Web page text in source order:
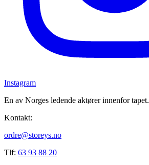
Instagram
En av Norges ledende aktører innenfor tapet.
Kontakt:
ordre@storeys.no
Tlf: 63 93 88 20